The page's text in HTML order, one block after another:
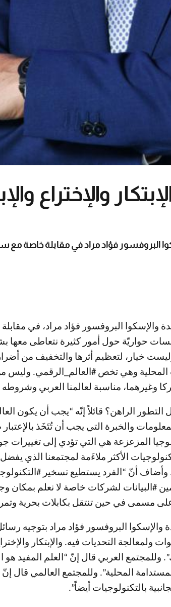
والإختراع
البروفسور فؤاد مراد في مقابلة خاصة مع
والإسكوا البروفسور فؤاد مراد، في
حواريّة حول أمور كثيرة نتعاطى معها
خيار، لتعظيم أثرها والتخفيف من
المحلية وهي تخص #العالم_الرقمي. وليس
وغيرهما، مناسبة لعالمنا العربي
الراهن؟ قائلاً إنّه “يجب أن يكون
والخبرة التي يجب أن تُتَخَذ
المزعزعة هي التي تؤدي إلى تغييرات
الأكثر ملاءَمة لمجتمعنا الذي يفضل
أنّ “الفرد يستطيع تسخير
#البيانات لشركات خاصة لا نعلم بمكان
على مسمى في حين تنتقل بكابلات بحرية
البروفسور فؤاد مراد بتوجيه
التحديات فيه. والإبتكار
وللمجتمع العربي قال إنّ “العلم المفيد
المحلية”. وللمجتمع العالمي قال
بالتكنولوجيات أيضاً”.